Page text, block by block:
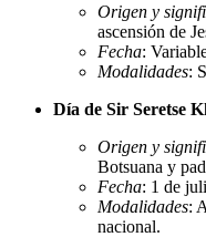
Origen y
ascensión de
Fecha:
Modalidades:
Día de Sir Seretse
Origen y
Botsuana y
Fecha: 1 de
Modalidades:
nacional.